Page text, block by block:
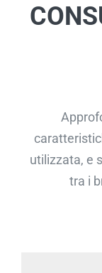
utilizzata, e
tra i